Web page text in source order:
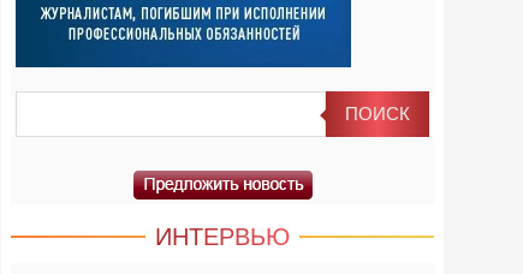
ИНТЕРВЬЮ